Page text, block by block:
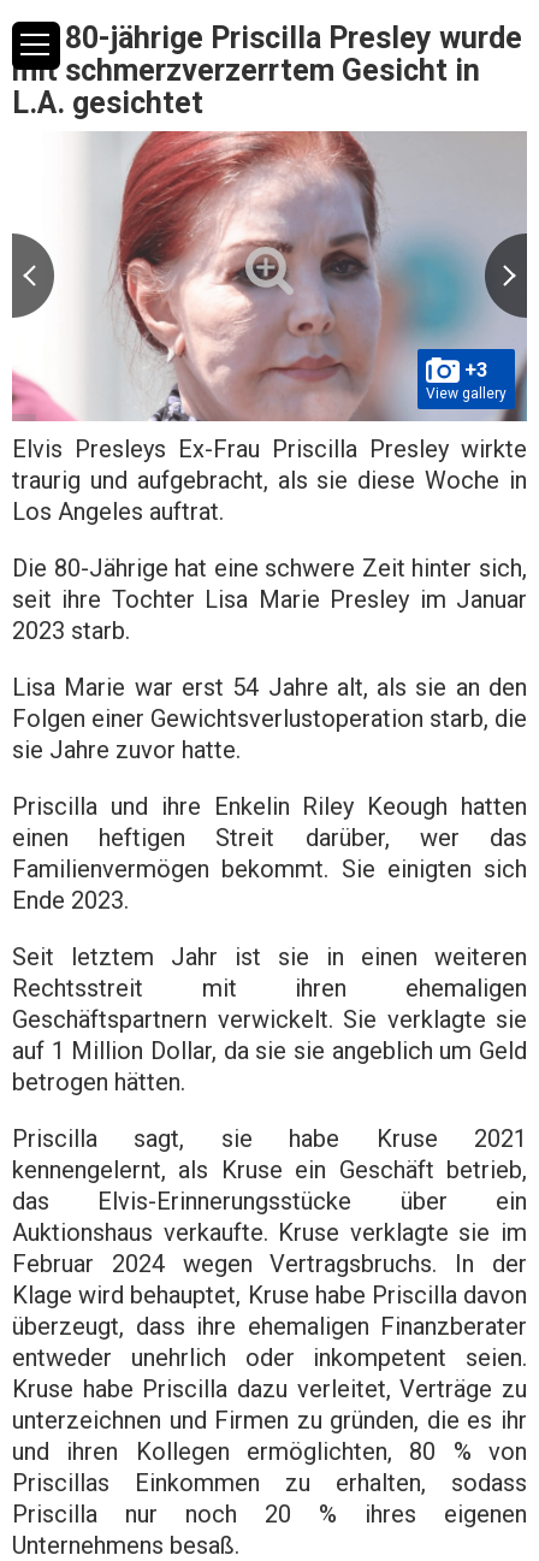
Die 80-jährige Priscilla Presley wurde
mit schmerzverzerrtem Gesicht in
L.A. gesichtet
+3
View gallery
Elvis Presleys Ex-Frau Priscilla Presley wirkte
traurig und aufgebracht, als sie diese Woche in
Los Angeles auftrat.
Die 80-Jährige hat eine schwere Zeit hinter sich,
seit ihre Tochter Lisa Marie Presley im Januar
2023 starb.
Lisa Marie war erst 54 Jahre alt, als sie an den
Folgen einer Gewichtsverlustoperation starb, die
sie Jahre zuvor hatte.
Priscilla und ihre Enkelin Riley Keough hatten
einen heftigen Streit darüber, wer das
Familienvermögen bekommt. Sie einigten sich
Ende 2023.
Seit letztem Jahr ist sie in einen weiteren
Rechtsstreit mit ihren ehemaligen
Geschäftspartnern verwickelt. Sie verklagte sie
auf 1 Million Dollar, da sie sie angeblich um Geld
betrogen hätten.
Priscilla sagt, sie habe Kruse 2021
kennengelernt, als Kruse ein Geschäft betrieb,
das Elvis-Erinnerungsstücke über ein
Auktionshaus verkaufte. Kruse verklagte sie im
Februar 2024 wegen Vertragsbruchs. In der
Klage wird behauptet, Kruse habe Priscilla davon
überzeugt, dass ihre ehemaligen Finanzberater
entweder unehrlich oder inkompetent seien.
Kruse habe Priscilla dazu verleitet, Verträge zu
unterzeichnen und Firmen zu gründen, die es ihr
und ihren Kollegen ermöglichten, 80 % von
Priscillas Einkommen zu erhalten, sodass
Priscilla nur noch 20 % ihres eigenen
Unternehmens besaß.